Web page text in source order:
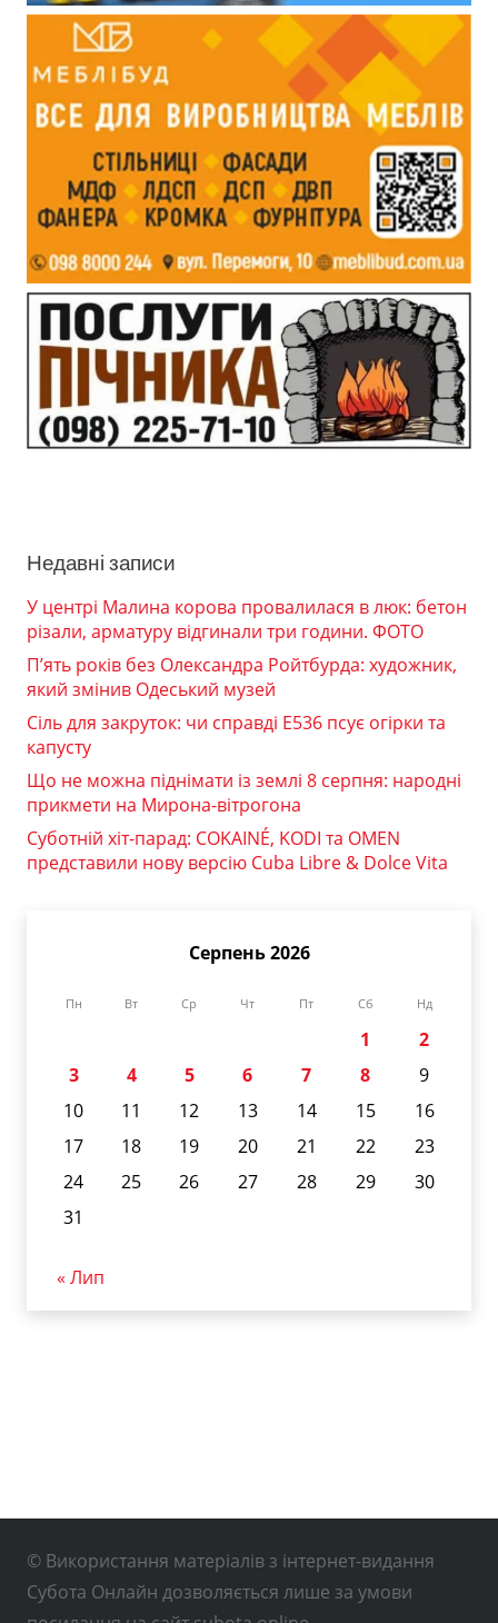
Недавні записи
У центрі Малина корова провалилася в люк: бетон
різали, арматуру відгинали три години. ФОТО
П’ять років без Олександра Ройтбурда: художник,
який змінив Одеський музей
Сіль для закруток: чи справді Е536 псує огірки та
капусту
Що не можна піднімати із землі 8 серпня: народні
прикмети на Мирона-вітрогона
Суботній хіт-парад: COKAINÉ, KODI та OMEN
представили нову версію Cuba Libre & Dolce Vita
Серпень 2026
Пн Вт Ср Чт Пт Сб Нд
1
2
3
4 5 6 7 8
9
10
11 12 13 14 15
16
17
18 19 20 21 22
23
24
25 26 27 28 29
30
31
« Лип
© Використання матеріалів з інтернет-видання
Субота Онлайн дозволяється лише за умови